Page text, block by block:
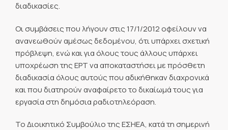
διαδικασίες.
Οι συμβάσεις που λήγουν στις 17/1/2012 οφείλουν να
ανανεωθούν αμέσως δεδομένου, ότι υπάρχει σχετική
πρόβλεψη, ενώ και για όλους τους άλλους υπάρχει
υποχρέωση της ΕΡΤ να αποκαταστήσει με πρόσθετη
διαδικασία όλους αυτούς που αδικήθηκαν διαχρονικά
και που διατηρούν αναφαίρετο το δικαίωμά τους για
εργασία στη δημόσια ραδιοτηλεόραση.
Το Διοικητικό Συμβούλιο της ΕΣΗΕΑ, κατά τη σημερινή